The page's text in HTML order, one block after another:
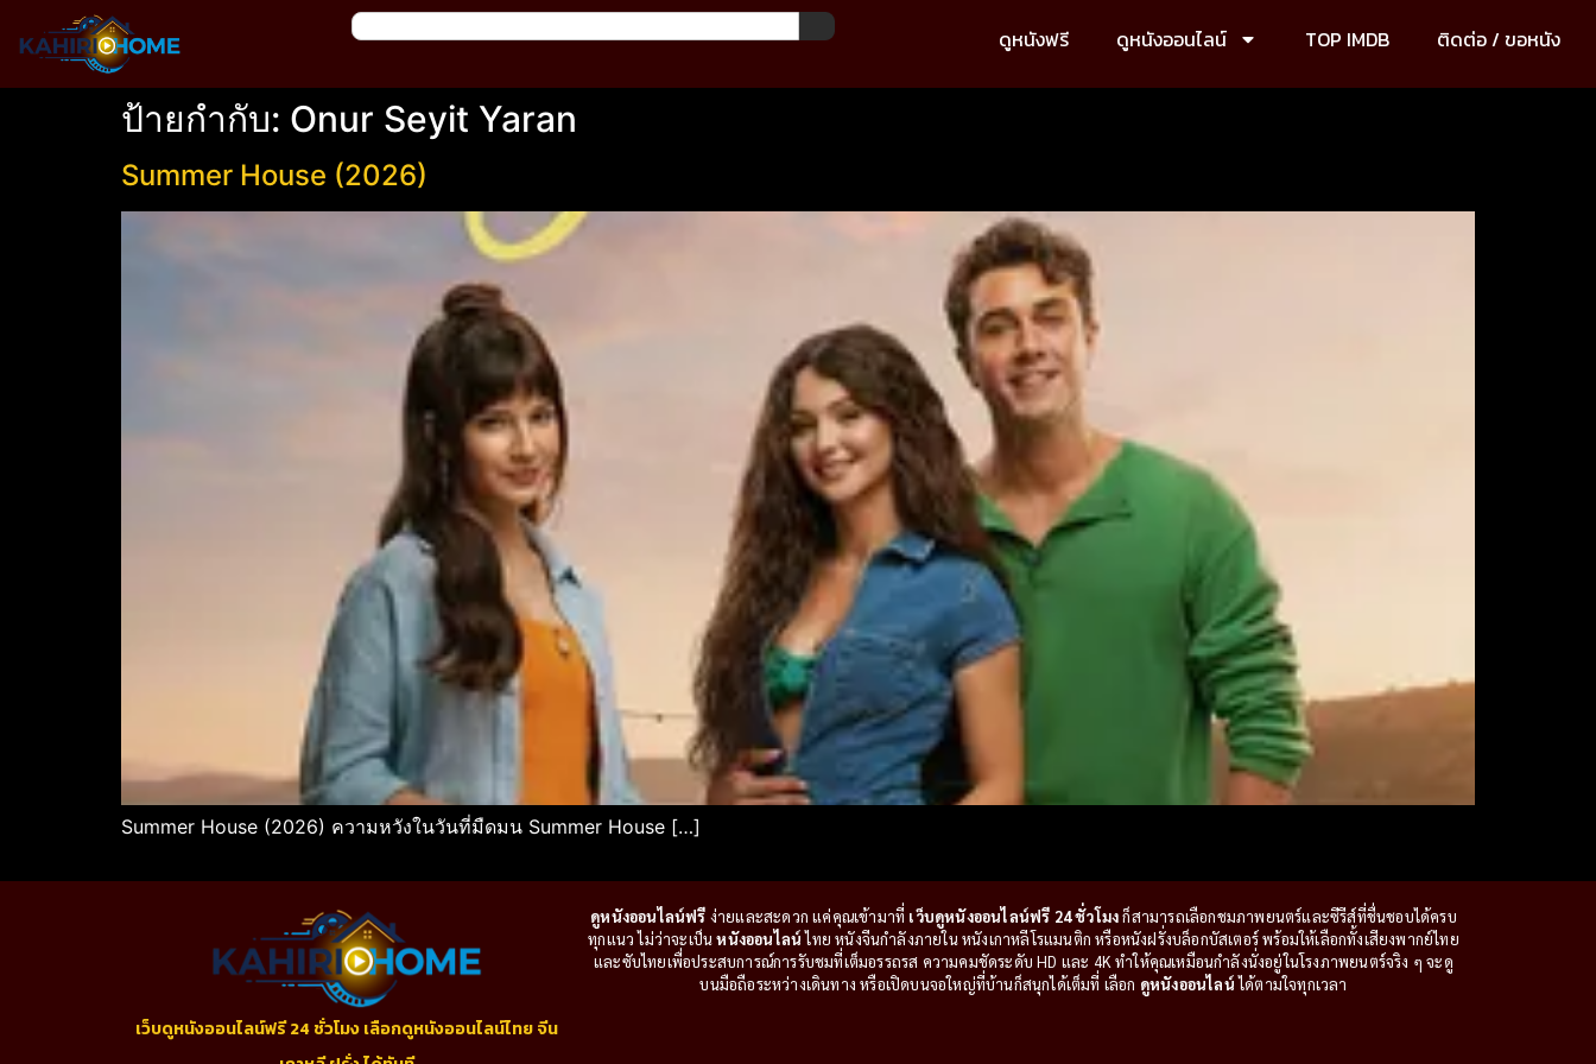
ดูหนังฟรี ดูหนังออนไลน์ TOP IMDB ติดต่อ / ขอหนัง
ป้ายกำกับ: Onur Seyit Yaran
Summer House (2026)
Summer House (2026) ความหวังในวันที่มืดมน Summer House […]
เว็บดูหนังออนไลน์ฟรี 24 ชั่วโมง เลือกดูหนังออนไลน์ไทย จีน
ดูหนังออนไลน์ฟรี ง่ายและสะดวก แค่คุณเข้ามาที่ เว็บดูหนังออนไลน์ฟรี 24 ชั่วโมงก็สามารถเลือกชมภาพยนตร์และซีรีส์ที่ชื่นชอบได้ครบ
ทุกแนว ไม่ว่าจะเป็นหนังออนไลน์ไทย หนังจีนกำลังภายใน หนังเกาหลีโรแมนติก หรือหนังฝรั่งบล็อกบัสเตอร์ พร้อมให้เลือกทั้งเสียงพากย์ไทย
และซับไทยเพื่อประสบการณ์การรับชมที่เต็มอรรถรส ความคมชัดระดับ HD และ 4K ทำให้คุณเหมือนกำลังนั่งอยู่ในโรงภาพยนตร์จริง ๆ จะดู
บนมือถือระหว่างเดินทาง หรือเปิดบนจอใหญ่ที่บ้านก็สนุกได้เต็มที่ เลือก ดูหนังออนไลน์ได้ตามใจทุกเวลา